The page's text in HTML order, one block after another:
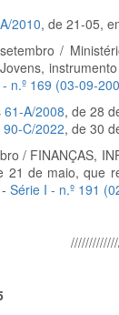
2010, de 21-05,
/
n.º 169 (03-09-
61-A/2008, de 28
90-C/2022, de 30
/ FINANÇAS,
21 de maio, que
Série I - n.º 191